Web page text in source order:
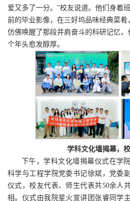
爱又多了一分。”校友说道。他们身着
前的毕业影像，在三好坞品味经典菜肴
仿佛唤醒了那段并肩奋斗的科研记忆
个年头愈发醇厚。
学科文化墙揭幕，
下午，学科文化墙揭幕仪式在学
科学与工程学院党委书记徐斌，党委
仪式，校友代表、师生代表共50余人
相。仪式由我院星火宣讲团张睿同学